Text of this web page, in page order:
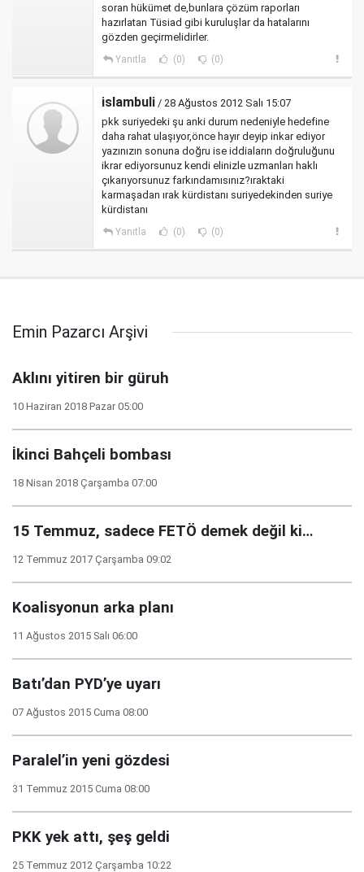
soran hükümet de,bunlara çözüm raporları
hazırlatan Tüsiad gibi kuruluşlar da hatalarını
gözden geçirmelidirler.
Yanıtla (0) (0)
islambuli / 28 Ağustos 2012 Salı 15:07
pkk suriyedeki şu anki durum nedeniyle hedefine
daha rahat ulaşıyor,önce hayır deyip inkar ediyor
yazınızın sonuna doğru ise iddiaların doğruluğunu
ikrar ediyorsunuz kendi elinizle uzmanları haklı
çıkarıyorsunuz farkındamısınız?ıraktaki
karmaşadan ırak kürdistanı suriyedekinden suriye
kürdistanı
Yanıtla (0) (0)
Emin Pazarcı Arşivi
Aklını yitiren bir güruh
10 Haziran 2018 Pazar 05:00
İkinci Bahçeli bombası
18 Nisan 2018 Çarşamba 07:00
15 Temmuz, sadece FETÖ demek değil ki…
12 Temmuz 2017 Çarşamba 09:02
Koalisyonun arka planı
11 Ağustos 2015 Salı 06:00
Batı’dan PYD’ye uyarı
07 Ağustos 2015 Cuma 08:00
Paralel’in yeni gözdesi
31 Temmuz 2015 Cuma 08:00
PKK yek attı, şeş geldi
25 Temmuz 2012 Çarşamba 10:22